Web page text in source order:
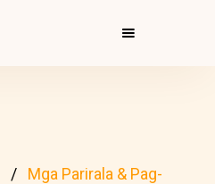
Mga Parirala & Pag-